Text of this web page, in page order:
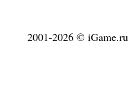
2001-2026 © iGame.ru